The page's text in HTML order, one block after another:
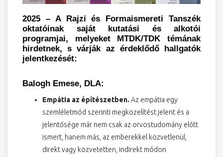
2025 – A Rajzi és Formaismereti Tanszék
oktatóinak saját kutatási és alkotói
programjai, melyeket MTDK/TDK témának
hirdetnek, s várják az érdeklődő hallgatók
jelentkezését:
Balogh Emese, DLA:
Empátia az építészetben. Az empátia egy
szemléletmód szerinti megközelítést jelent és a
jelentősége már nem csak az orvostudomány előtt
ismert, hanem más, az emberekkel közvetlenül,
direkt vagy közvetetten, indirekt módon